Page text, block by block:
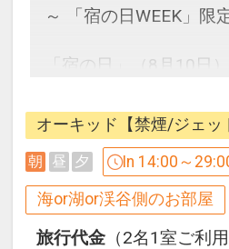
～ 「宿の日WEEK」限
「宿の日」（8月10日
客室は波音を間近に感
ビューで人気の2タイ
と「アゼリアスイート
だけます。
※ご予約時にどちらか
指定してご予約くださ
オーキッド【禁煙/ジェ
朝 昼 夕 In 14:00～
海or湖or渓谷側のお部屋
旅行代金 （2名1室ご利